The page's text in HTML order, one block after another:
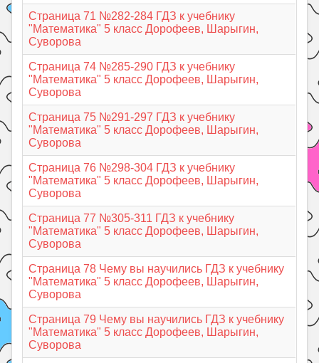
Страница 71 №282-284 ГДЗ к учебнику
"Математика" 5 класс Дорофеев, Шарыгин,
Суворова
Страница 74 №285-290 ГДЗ к учебнику
"Математика" 5 класс Дорофеев, Шарыгин,
Суворова
Страница 75 №291-297 ГДЗ к учебнику
"Математика" 5 класс Дорофеев, Шарыгин,
Суворова
Страница 76 №298-304 ГДЗ к учебнику
"Математика" 5 класс Дорофеев, Шарыгин,
Суворова
Страница 77 №305-311 ГДЗ к учебнику
"Математика" 5 класс Дорофеев, Шарыгин,
Суворова
Страница 78 Чему вы научились ГДЗ к учебнику
"Математика" 5 класс Дорофеев, Шарыгин,
Суворова
Страница 79 Чему вы научились ГДЗ к учебнику
"Математика" 5 класс Дорофеев, Шарыгин,
Суворова